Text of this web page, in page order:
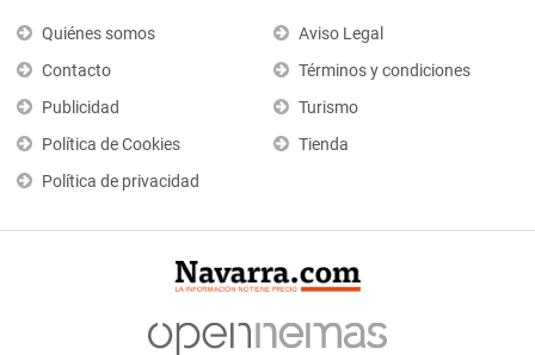
Quiénes somos
Contacto
Publicidad
Política de Cookies
Política de privacidad
Aviso Legal
Términos y condiciones
Turismo
Tienda